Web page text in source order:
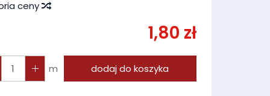
ceny
1,80 zł
m dodaj do koszyka